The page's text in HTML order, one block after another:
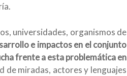
universidades, organismos de
e impactos en el conjunto
frente a esta problemática en
miradas, actores y lenguajes